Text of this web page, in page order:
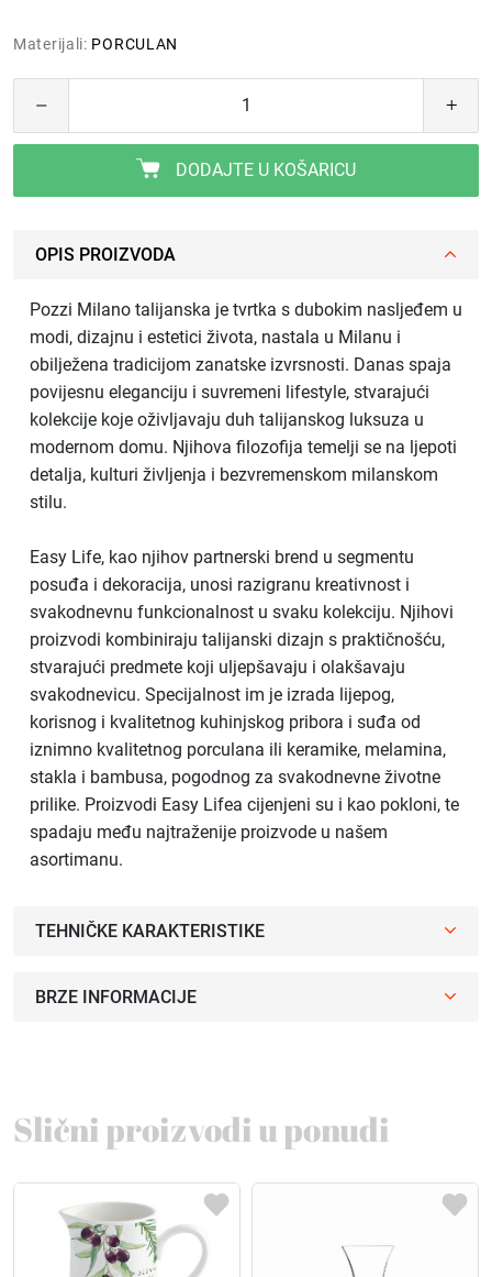
Materijali: PORCULAN
DODAJTE U KOŠARICU
OPIS PROIZVODA
Pozzi Milano talijanska je tvrtka s dubokim nasljeđem u
modi, dizajnu i estetici života, nastala u Milanu i
obilježena tradicijom zanatske izvrsnosti. Danas spaja
povijesnu eleganciju i suvremeni lifestyle, stvarajući
kolekcije koje oživljavaju duh talijanskog luksuza u
modernom domu. Njihova filozofija temelji se na ljepoti
detalja, kulturi življenja i bezvremenskom milanskom
stilu.
Easy Life, kao njihov partnerski brend u segmentu
posuđa i dekoracija, unosi razigranu kreativnost i
svakodnevnu funkcionalnost u svaku kolekciju. Njihovi
proizvodi kombiniraju talijanski dizajn s praktičnošću,
stvarajući predmete koji uljepšavaju i olakšavaju
svakodnevicu. Specijalnost im je izrada lijepog,
korisnog i kvalitetnog kuhinjskog pribora i suđa od
iznimno kvalitetnog porculana ili keramike, melamina,
stakla i bambusa, pogodnog za svakodnevne životne
prilike. Proizvodi Easy Lifea cijenjeni su i kao pokloni, te
spadaju među najtraženije proizvode u našem
asortimanu.
TEHNIČKE KARAKTERISTIKE
BRZE INFORMACIJE
Slični proizvodi u ponudi